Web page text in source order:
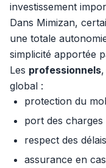
investissement
Dans Mimizan,
une totale
simplicité apportée
Les professionnels
global :
protection du
port des charges
respect des
assurance en